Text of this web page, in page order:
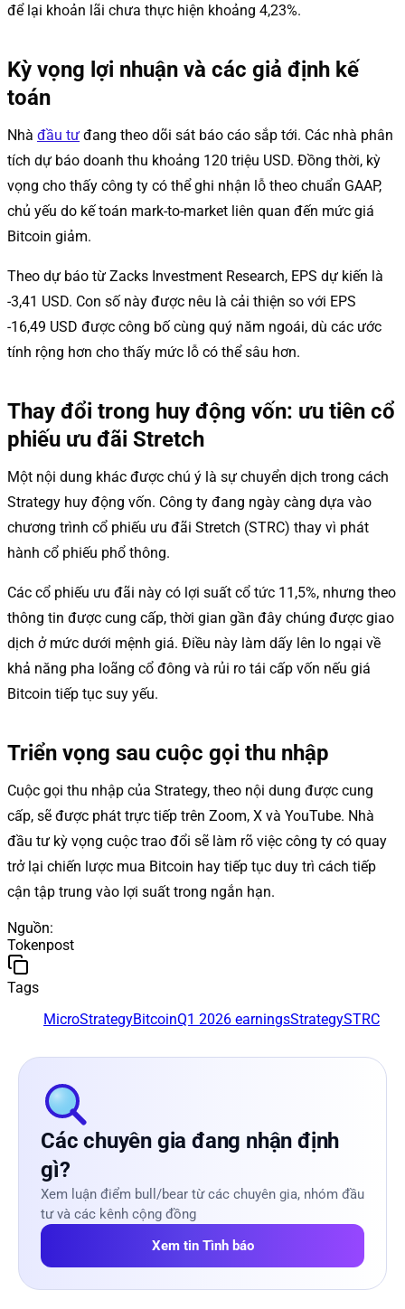
để lại khoản lãi chưa thực hiện khoảng 4,23%.
Kỳ vọng lợi nhuận và các giả định kế
toán
Nhà đầu tư đang theo dõi sát báo cáo sắp tới. Các nhà phân
tích dự báo doanh thu khoảng 120 triệu USD. Đồng thời, kỳ
vọng cho thấy công ty có thể ghi nhận lỗ theo chuẩn GAAP,
chủ yếu do kế toán mark-to-market liên quan đến mức giá
Bitcoin giảm.
Theo dự báo từ Zacks Investment Research, EPS dự kiến là
-3,41 USD. Con số này được nêu là cải thiện so với EPS
-16,49 USD được công bố cùng quý năm ngoái, dù các ước
tính rộng hơn cho thấy mức lỗ có thể sâu hơn.
Thay đổi trong huy động vốn: ưu tiên cổ
phiếu ưu đãi Stretch
Một nội dung khác được chú ý là sự chuyển dịch trong cách
Strategy huy động vốn. Công ty đang ngày càng dựa vào
chương trình cổ phiếu ưu đãi Stretch (STRC) thay vì phát
hành cổ phiếu phổ thông.
Các cổ phiếu ưu đãi này có lợi suất cổ tức 11,5%, nhưng theo
thông tin được cung cấp, thời gian gần đây chúng được giao
dịch ở mức dưới mệnh giá. Điều này làm dấy lên lo ngại về
khả năng pha loãng cổ đông và rủi ro tái cấp vốn nếu giá
Bitcoin tiếp tục suy yếu.
Triển vọng sau cuộc gọi thu nhập
Cuộc gọi thu nhập của Strategy, theo nội dung được cung
cấp, sẽ được phát trực tiếp trên Zoom, X và YouTube. Nhà
đầu tư kỳ vọng cuộc trao đổi sẽ làm rõ việc công ty có quay
trở lại chiến lược mua Bitcoin hay tiếp tục duy trì cách tiếp
cận tập trung vào lợi suất trong ngắn hạn.
Nguồn:
Tokenpost
Tags
MicroStrategyBitcoinQ1 2026 earningsStrategySTRC
Các chuyên gia đang nhận định
gì?
Xem luận điểm bull/bear từ các chuyên gia, nhóm đầu
tư và các kênh cộng đồng
Xem tin Tình báo